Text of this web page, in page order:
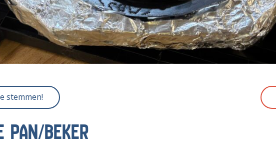
stemmen!
PAN/BEKER